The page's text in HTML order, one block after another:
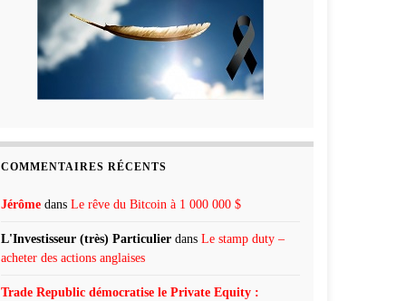
COMMENTAIRES RÉCENTS
Jérôme dans Le rêve du Bitcoin à 1 000 000 $
L'Investisseur (très) Particulier dans Le stamp duty –
acheter des actions anglaises
Trade Republic démocratise le Private Equity :